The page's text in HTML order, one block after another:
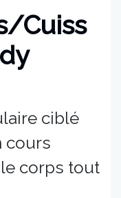
Cuiss
ciblé
cours
corps tout